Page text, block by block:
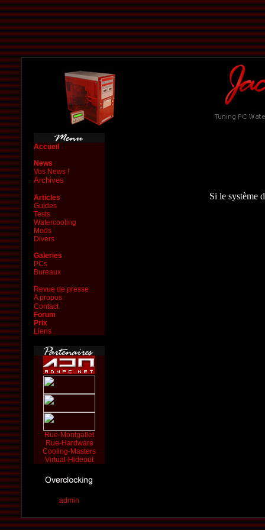
Accueil
News
Vos News !
Archives
Articles
Guides
Tests
Watercooling
Mods
Divers
Galeries
PCs
Bureaux
Revue de presse
A propos
Contact
Forum
Prix
Liens
Rue-Montgallet
Rue-Hardware
Cooling-Masters
Virtual-Hideout
admin
Si le système